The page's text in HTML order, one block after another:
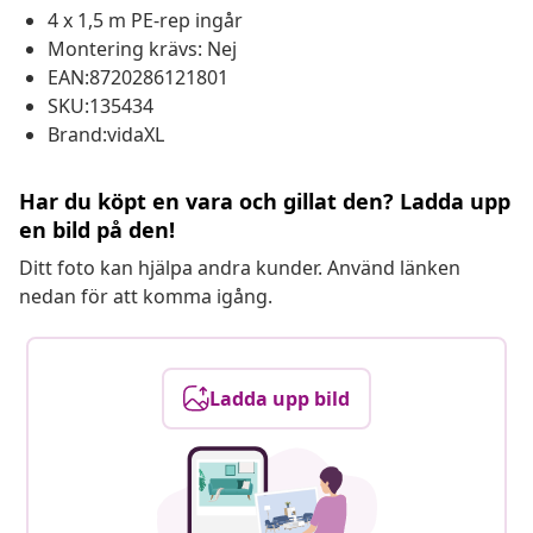
4 x 1,5 m PE-rep ingår
Montering krävs: Nej
EAN:8720286121801
SKU:135434
Brand:vidaXL
Har du köpt en vara och gillat den? Ladda upp
en bild på den!
Ditt foto kan hjälpa andra kunder. Använd länken
nedan för att komma igång.
Ladda upp bild